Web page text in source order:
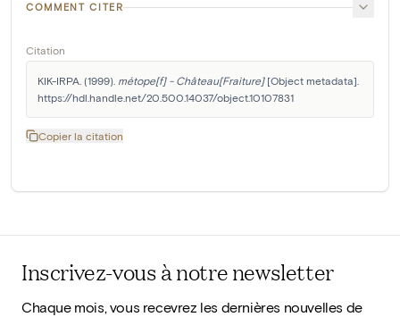
COMMENT CITER
Citation
KIK-IRPA. (1999). métope[f] - Château[Fraiture] [Object metadata].
https://hdl.handle.net/20.500.14037/object.10107831
Copier la citation
Inscrivez-vous à notre newsletter
Chaque mois, vous recevrez les dernières nouvelles de